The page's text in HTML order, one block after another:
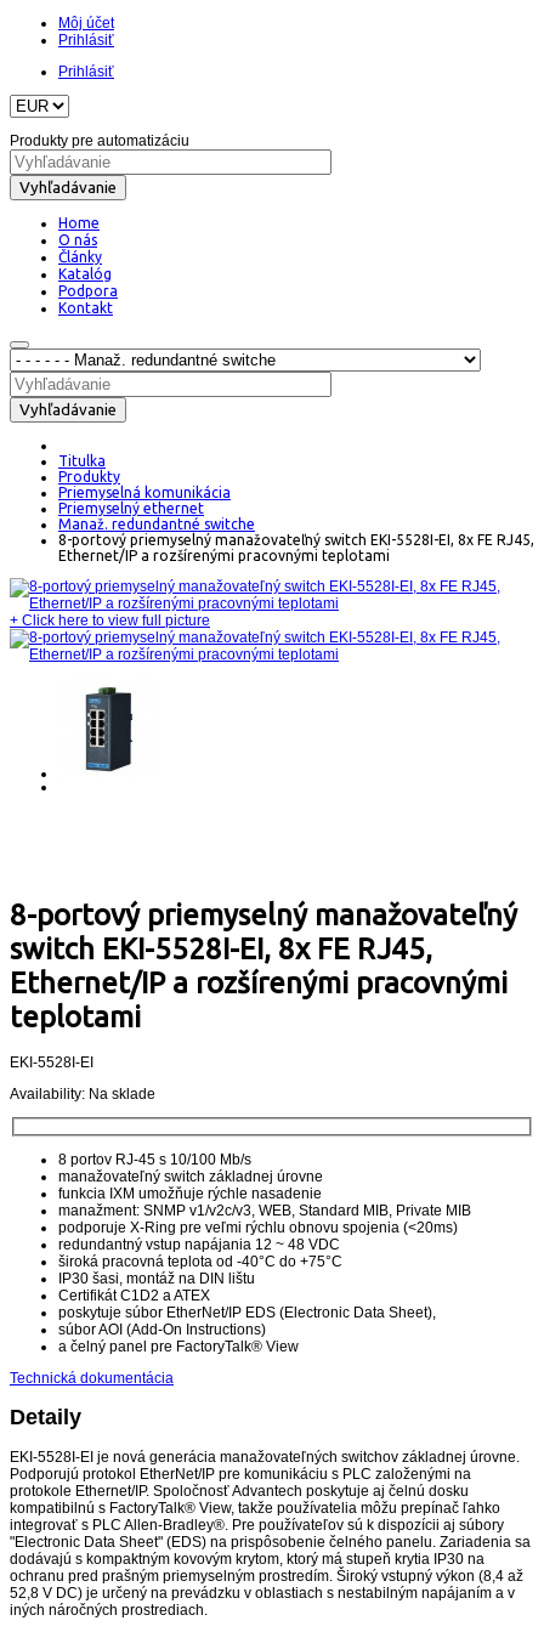
Môj účet
Prihlásiť
Prihlásiť
Produkty pre automatizáciu
Vyhľadávanie
Home
O nás
Články
Katalóg
Podpora
Kontakt
Vyhľadávanie
Titulka
Produkty
Priemyselná komunikácia
Priemyselný ethernet
Manaž. redundantné switche
8-portový priemyselný manažovateľný switch EKI-5528I-EI, 8x FE RJ45,
Ethernet/IP a rozšírenými pracovnými teplotami
+ Click here to view full picture
8-portový priemyselný manažovateľný
switch EKI-5528I-EI, 8x FE RJ45,
Ethernet/IP a rozšírenými pracovnými
teplotami
EKI-5528I-EI
Availability: Na sklade
8 portov RJ-45 s 10/100 Mb/s
manažovateľný switch základnej úrovne
funkcia IXM umožňuje rýchle nasadenie
manažment: SNMP v1/v2c/v3, WEB, Standard MIB, Private MIB
podporuje X-Ring pre veľmi rýchlu obnovu spojenia (<20ms)
redundantný vstup napájania 12 ~ 48 VDC
široká pracovná teplota od -40°C do +75°C
IP30 šasi, montáž na DIN lištu
Certifikát C1D2 a ATEX
poskytuje súbor EtherNet/IP EDS (Electronic Data Sheet),
súbor AOI (Add-On Instructions)
a čelný panel pre FactoryTalk® View
Technická dokumentácia
Detaily
EKI-5528I-EI je nová generácia manažovateľných switchov základnej úrovne.
Podporujú protokol EtherNet/IP pre komunikáciu s PLC založenými na
protokole Ethernet/IP. Spoločnosť Advantech poskytuje aj čelnú dosku
kompatibilnú s FactoryTalk® View, takže používatelia môžu prepínač ľahko
integrovať s PLC Allen-Bradley®. Pre používateľov sú k dispozícii aj súbory
"Electronic Data Sheet" (EDS) na prispôsobenie čelného panelu. Zariadenia sa
dodávajú s kompaktným kovovým krytom, ktorý má stupeň krytia IP30 na
ochranu pred prašným priemyselným prostredím. Široký vstupný výkon (8,4 až
52,8 V DC) je určený na prevádzku v oblastiach s nestabilným napájaním a v
iných náročných prostrediach.